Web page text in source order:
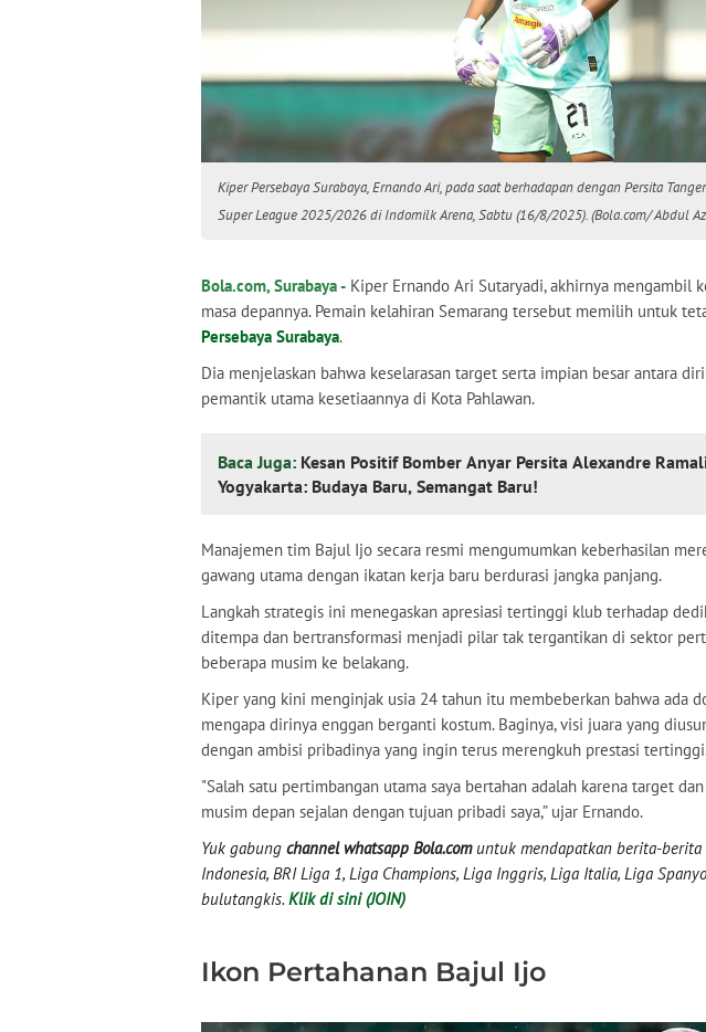
Kiper Persebaya Surabaya, Ernando Ari, pada saat berhadapan dengan Persita
Super League 2025/2026 di Indomilk Arena, Sabtu (16/8/2025). (Bola.com/ Abdul
Bola.com, Surabaya - Kiper Ernando Ari Sutaryadi, akhirnya mengambil
masa depannya. Pemain kelahiran Semarang tersebut memilih untuk
Persebaya Surabaya.
Dia menjelaskan bahwa keselarasan target serta impian besar antara
pemantik utama kesetiaannya di Kota Pahlawan.
Baca Juga: Kesan Positif Bomber Anyar Persita Alexandre
Yogyakarta: Budaya Baru, Semangat Baru!
Manajemen tim Bajul Ijo secara resmi mengumumkan keberhasilan
gawang utama dengan ikatan kerja baru berdurasi jangka panjang.
Langkah strategis ini menegaskan apresiasi tertinggi klub terhadap
ditempa dan bertransformasi menjadi pilar tak tergantikan di sektor
beberapa musim ke belakang.
Kiper yang kini menginjak usia 24 tahun itu membeberkan bahwa ada
mengapa dirinya enggan berganti kostum. Baginya, visi juara yang
dengan ambisi pribadinya yang ingin terus merengkuh prestasi
"Salah satu pertimbangan utama saya bertahan adalah karena target
musim depan sejalan dengan tujuan pribadi saya,” ujar Ernando.
Yuk gabung channel whatsapp Bola.comuntuk mendapatkan berita-
Indonesia, BRI Liga 1, Liga Champions, Liga Inggris, Liga Italia, Liga
bulutangkis. Klik di sini (JOIN)
Ikon Pertahanan Bajul Ijo